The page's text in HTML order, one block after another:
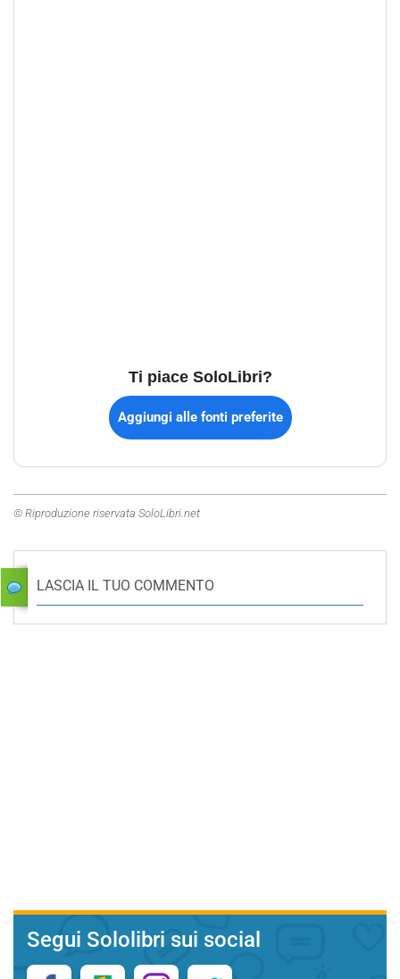
Ti piace SoloLibri?
Aggiungi alle fonti preferite
© Riproduzione riservata SoloLibri.net
LASCIA IL TUO COMMENTO
Segui Sololibri sui social